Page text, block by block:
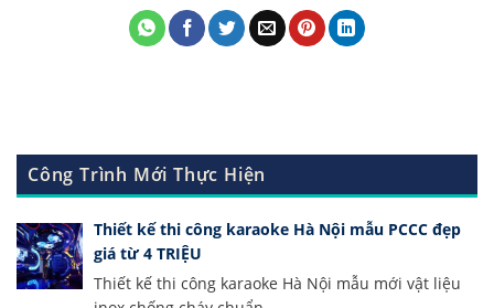
Công Trình Mới Thực Hiện
Thiết kế thi công karaoke Hà Nội mẫu PCCC đẹp
giá từ 4 TRIỆU
Thiết kế thi công karaoke Hà Nội mẫu mới vật liệu